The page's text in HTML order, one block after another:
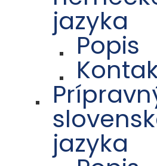
jazyka
Popis
jazyka